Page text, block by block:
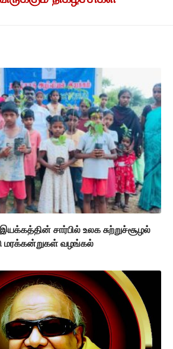
சார்பில் உலக சுற்றுச்சூழல்
மரக்கன்றுகள் வழங்கல்